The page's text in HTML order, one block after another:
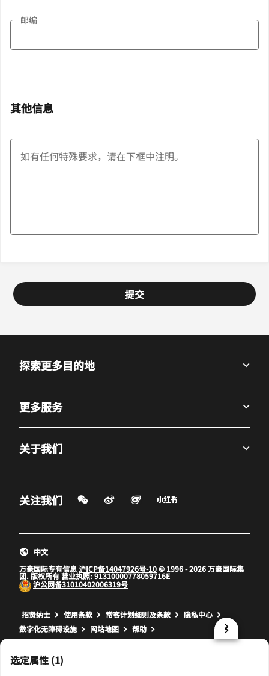
邮编
其他信息
提交
选定属性 (1)
探索更多目的地
更多服务
关于我们
关注我们 微信扫一扫
微博
打开新窗口
飞猪
打开新窗口打开新窗口
万豪国际专有信息沪ICP备14047926号-10© 1996 - 2026 万豪国际集
团. 版权所有 营业执照:91310000778059716E
沪公网备31010402006319号
中文
招贤纳士 打开新窗口
使用条款 打开新窗口
常客计划细则及条款 打开新窗口
隐私中心
数字化无障碍设施
网站地图 帮助
prod32,CB5A9BF7-F177-5282-B703-37AA23E86324,NA